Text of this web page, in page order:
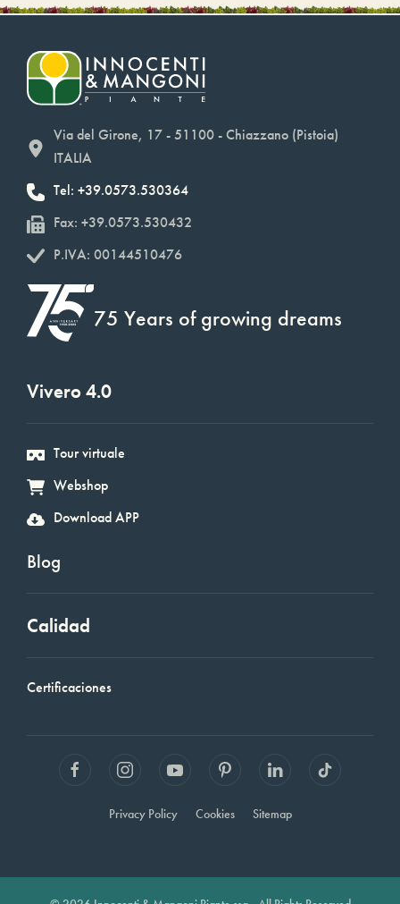
Via del Girone, 17 - 51100 - Chiazzano (Pistoia)
ITALIA
Tel: +39.0573.530364
Fax: +39.0573.530432
P.IVA: 00144510476
75 Years of growing dreams
Vivero 4.0
Tour virtuale
Webshop
Download APP
Blog
Calidad
Certificaciones
Privacy Policy Cookies Sitemap